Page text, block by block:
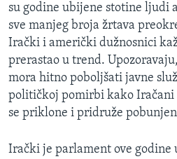
su godine ubijene stotine ljudi
sve manjeg broja žrtava
Irački i američki dužnosnici
prerastao u trend.
mora hitno poboljšati javne
političkoj pomirbi kako
se priklone i pridruže
Irački je parlament ove godine